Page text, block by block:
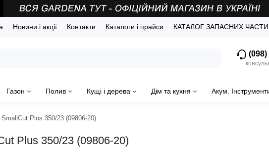
Новини і акції Контакти Каталоги і прайси КАТАЛОГ ЗАПАСНИХ
(098)
Газон Полив Кущі і дерева Дім та кухня Акум.
Plus 350/23 (09806-20)
Plus 350/23 (09806-20)